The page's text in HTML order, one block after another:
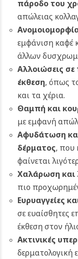
πάροδο του
απώλειας
εμφάνιση καφέ
άλλων
Αλλοιώσεις σε
έκθεση, όπως
και τα χέρια.
Θαμπή και
με εμφανή
Αφυδάτωση
δέρματος, που
φαίνεται
Χαλάρωση και
πιο
Ευρυαγγείες
σε ευαίσθητες
έκθεση στον
Ακτινικές
δερματολογική